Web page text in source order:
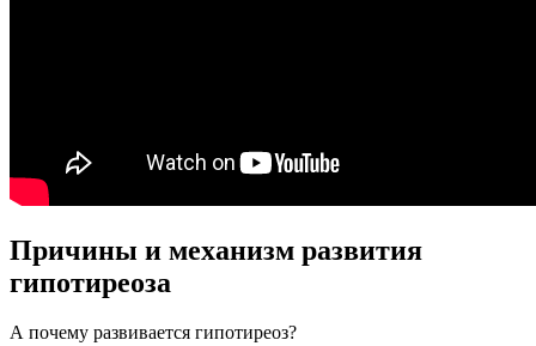
Причины и механизм развития
гипотиреоза
А почему развивается гипотиреоз?